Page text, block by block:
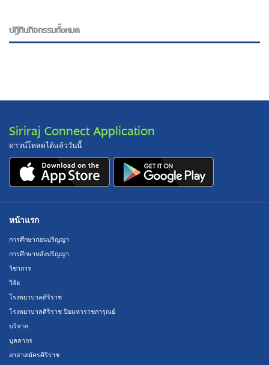
ปฎิทินกิจกรรมทั้งหมด
Siriraj Connect Application
ดาวน์โหลดได้แล้ววันนี้
หน้าแรก
การศึกษาก่อนปริญญา
การศึกษาหลังปริญญา
วิชาการ
วิจัย
โรงพยาบาลศิริราช
โรงพยาบาลศิริราช ปิยมหาราชการุณย์
บริจาค
บุคลากร
อาสาสมัครศิริราช